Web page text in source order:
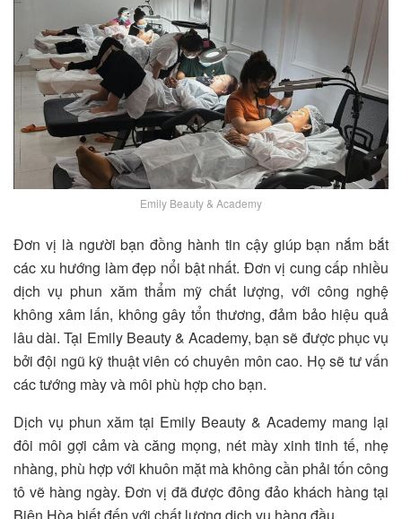
Emily Beauty & Academy
Đơn vị là người bạn đồng hành tin cậy giúp bạn nắm bắt
các xu hướng làm đẹp nổi bật nhất. Đơn vị cung cấp nhiều
dịch vụ phun xăm thẩm mỹ chất lượng, với công nghệ
không xâm lấn, không gây tổn thương, đảm bảo hiệu quả
lâu dài. Tại Emily Beauty & Academy, bạn sẽ được phục vụ
bởi đội ngũ kỹ thuật viên có chuyên môn cao. Họ sẽ tư vấn
các tướng mày và môi phù hợp cho bạn.
Dịch vụ phun xăm tại Emily Beauty & Academy mang lại
đôi môi gợi cảm và căng mọng, nét mày xinh tinh tế, nhẹ
nhàng, phù hợp với khuôn mặt mà không cần phải tốn công
tô vẽ hàng ngày. Đơn vị đã được đông đảo khách hàng tại